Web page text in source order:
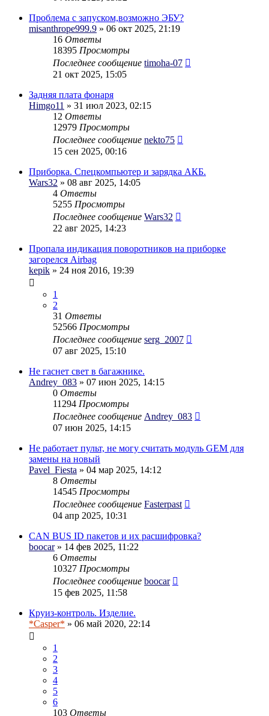
Проблема с запуском,возможно ЭБУ?
misanthrope999.9 » 06 окт 2025, 21:19
16 Ответы
18395 Просмотры
Последнее сообщение timoha-07
21 окт 2025, 15:05
Задняя плата фонаря
Himgo11 » 31 июл 2023, 02:15
12 Ответы
12979 Просмотры
Последнее сообщение nekto75
15 сен 2025, 00:16
Приборка. Спецкомпьютер и зарядка АКБ.
Wars32 » 08 авг 2025, 14:05
4 Ответы
5255 Просмотры
Последнее сообщение Wars32
22 авг 2025, 14:23
Пропала индикация поворотников на приборке
загорелся Airbag
kepik » 24 ноя 2016, 19:39
1
2
31 Ответы
52566 Просмотры
Последнее сообщение serg_2007
07 авг 2025, 15:10
Не гаснет свет в багажнике.
Andrey_083 » 07 июн 2025, 14:15
0 Ответы
11294 Просмотры
Последнее сообщение Andrey_083
07 июн 2025, 14:15
Не работает пульт, не могу считать модуль GEM для
замены на новый
Pavel_Fiesta » 04 мар 2025, 14:12
8 Ответы
14545 Просмотры
Последнее сообщение Fasterpast
04 апр 2025, 10:31
CAN BUS ID пакетов и их расшифровка?
boocar» 14 фев 2025, 11:22
6 Ответы
10327 Просмотры
Последнее сообщение boocar
15 фев 2025, 11:58
Круиз-контроль. Изделие.
*Casper* » 06 май 2020, 22:14
1
2
3
4
5
6
103 Ответы